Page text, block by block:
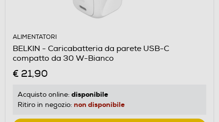
ALIMENTATORI
BELKIN - Caricabatteria da parete USB-C
compatto da 30 W-Bianco
€ 21,90
Acquisto online: disponibile
Ritiro in negozio: non disponibile